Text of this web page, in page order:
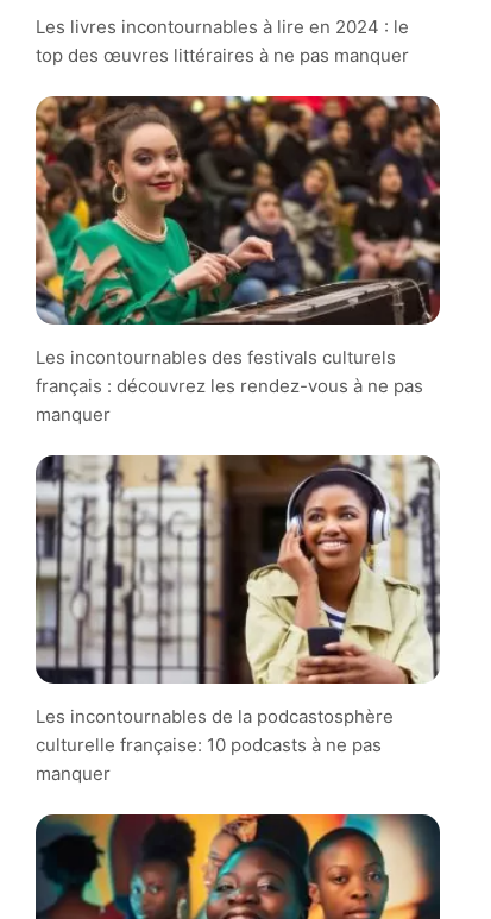
Les livres incontournables à lire en 2024 : le
top des œuvres littéraires à ne pas manquer
Les incontournables des festivals culturels
français : découvrez les rendez-vous à ne pas
manquer
Les incontournables de la podcastosphère
culturelle française: 10 podcasts à ne pas
manquer